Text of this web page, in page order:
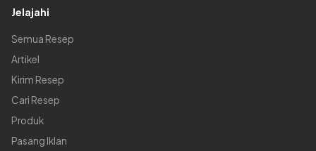
Jelajahi
Semua Resep
Artikel
Kirim Resep
Cari Resep
Produk
Pasang Iklan